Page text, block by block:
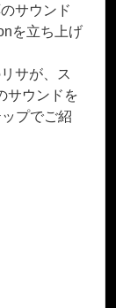
サウンド
を立ち上げ
サが、ス
サウンドを
プでご紹